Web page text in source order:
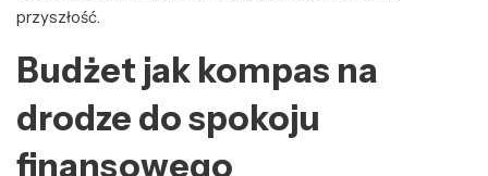
przyszłość.
Budżet jak kompas na
drodze do spokoju
finansowego